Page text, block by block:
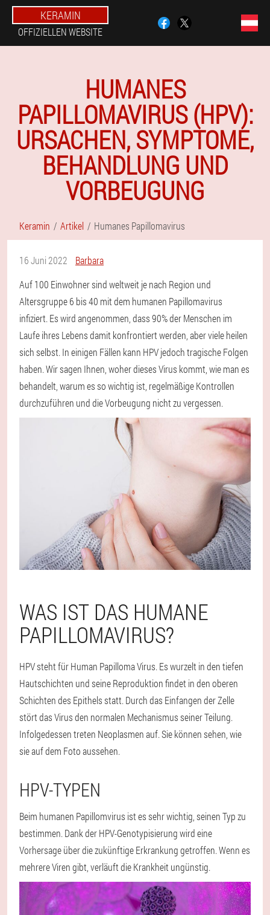
KERAMIN
OFFIZIELLEN WEBSITE
HUMANES
PAPILLOMAVIRUS (HPV):
URSACHEN, SYMPTOME,
BEHANDLUNG UND
VORBEUGUNG
Keramin Artikel Humanes Papillomavirus
16 Juni 2022
Barbara
Auf 100 Einwohner sind weltweit je nach Region und
Altersgruppe 6 bis 40 mit dem humanen Papillomavirus
infiziert. Es wird angenommen, dass 90% der Menschen im
Laufe ihres Lebens damit konfrontiert werden, aber viele heilen
sich selbst. In einigen Fällen kann HPV jedoch tragische Folgen
haben. Wir sagen Ihnen, woher dieses Virus kommt, wie man es
behandelt, warum es so wichtig ist, regelmäßige Kontrollen
durchzuführen und die Vorbeugung nicht zu vergessen.
WAS IST DAS HUMANE
PAPILLOMAVIRUS?
HPV steht für Human Papilloma Virus. Es wurzelt in den tiefen
Hautschichten und seine Reproduktion findet in den oberen
Schichten des Epithels statt. Durch das Einfangen der Zelle
stört das Virus den normalen Mechanismus seiner Teilung.
Infolgedessen treten Neoplasmen auf. Sie können sehen, wie
sie auf dem Foto aussehen.
HPV-TYPEN
Beim humanen Papillomvirus ist es sehr wichtig, seinen Typ zu
bestimmen. Dank der HPV-Genotypisierung wird eine
Vorhersage über die zukünftige Erkrankung getroffen. Wenn es
mehrere Viren gibt, verläuft die Krankheit ungünstig.